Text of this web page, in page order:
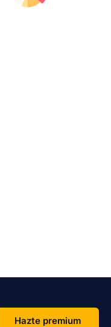
Hazte premium